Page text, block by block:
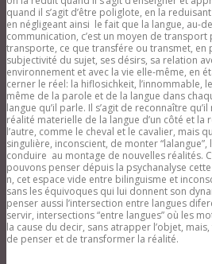
quand il s’agit d’être poliglote, en la
en négligeant ainsi le fait que la langue, au-
communication, c’est un moyen de
transporte, ce que transfére ou transmet, en
subjectivité du sujet, ses désirs, sa relation
environnement et avec la vie elle-même, en
cerner le réel: la hiflosichkeit, l’innommable,
même de la parole et de la langue dans
langue qu’il parle. Il s’agit de reconnaître
réalité materielle de la langue d’un côté et la
l’autre, comme le cheval et le cavalier, mais
singulière, inconscient, de monter
conduire au montage de nouvelles réalités.
pouvons penser dépuis la psychanalyse
n, cet espace vide entre bilinguisme et
sans les équivoques qui lui donnent son
penser aussi l’intersection entre langues
servir, intersections “entre langues” où les
la cause du decir, sans atrapper l’objet,
de penser et de transformer la réalité.